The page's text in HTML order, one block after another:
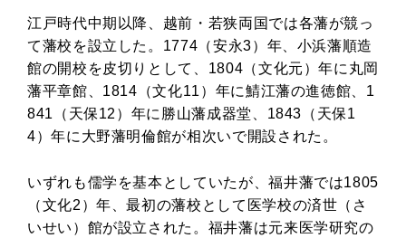
江戸時代中期以降、越前・若狭両国では各藩が競っ
て藩校を設立した。1774（安永3）年、小浜藩順造
館の開校を皮切りとして、1804（文化元）年に丸岡
藩平章館、1814（文化11）年に鯖江藩の進徳館、1
841（天保12）年に勝山藩成器堂、1843（天保1
4）年に大野藩明倫館が相次いで開設された。
いずれも儒学を基本としていたが、福井藩では1805
（文化2）年、最初の藩校として医学校の済世（さ
いせい）館が設立された。福井藩は元来医学研究の